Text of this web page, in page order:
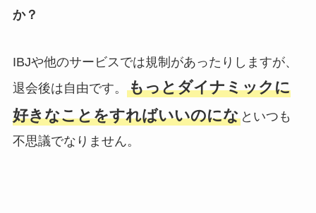
か？
IBJや他のサービスでは規制があったりしますが、
退会後は自由です。 もっとダイナミックに
好きなことをすればいいのになといつも
不思議でなりません。